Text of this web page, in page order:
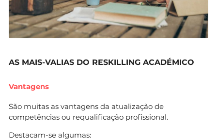
AS MAIS-VALIAS DO RESKILLING ACADÉMICO
Vantagens
São muitas as vantagens da atualização de
competências ou requalificação profissional.
Destacam-se algumas: